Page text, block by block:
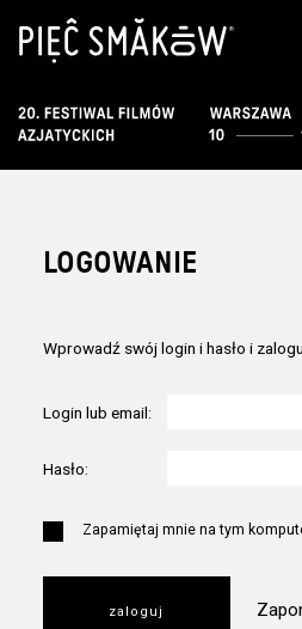
LOGOWANIE
Wprowadź swój login i hasło i
Login lub email:
Hasło:
Zapamiętaj mnie na tym